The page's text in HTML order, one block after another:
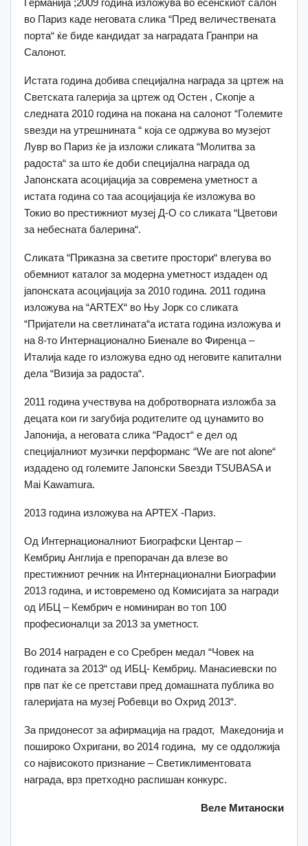
Германија ;2009 година изложува во есенскиот салон
во Париз каде неговата слика “Пред величествената
порта“ ќе биде кандидат за наградата Гранпри на
Салонот.
Истата година добива специјална награда за цртеж на
Светската галерија за цртеж од Остен , Скопје а
следната 2010 година на покана на салонот “Големите
ѕвезди на утрешнината “ која се одржува во музејот
Лувр во Париз ќе ја изложи сликата “Молитва за
радоста“ за што ќе доби специјална награда од
Јапонската асоцијација за современа уметност а
истата година со таа асоцијација ќе изложува во
Токио во престижниот музеј Д-О со сликата “Цветови
за небесната балерина“.
Сликата “Приказна за светите простори“ влегува во
обемниот каталог за модерна уметност издаден од
јапонската асоцијација за 2010 година. 2011 година
изложува на “ARTEX“ во Њу Јорк со сликата
“Пријатели на светлината“а истата година изложува и
на 8-то Интернационално Биенале во Фиренца –
Италија каде го изложува едно од неговите капитални
дела “Визија за радоста“.
2011 година учествува на добротворната изложба за
децата кои ги загубија родителите од цунамито во
Јапонија, а неговата слика “Радост“ е дел од
специјалниот музички перформанс “We are not alone“
издадено од големите Јапонски Ѕвезди TSUBASA и
Mai Kawamura.
2013 година изложува на АРТЕХ -Париз.
Од Интернационалниот Биографски Центар –
Кембриџ Англија е препорачан да влезе во
престижниот речник на Интернационални Биографии
2013 година, и истовремено од Комисијата за награди
од ИБЦ – Кембрич е номиниран во топ 100
професионалци за 2013 за уметност.
Во 2014 награден е со Сребрен медал “Човек на
годината за 2013“ од ИБЦ- Кембриџ. Манасиевски по
прв пат ќе се претстави пред домашната публика во
галеријата на музеј Робевци во Охрид 2013“.
За придонесот за афирмација на градот, Македонија и
пошироко Охригани, во 2014 година, му се оддолжија
со највисокото признание – Светиклиментовата
награда, врз претходно распишан конкурс.
Веле Митаноски